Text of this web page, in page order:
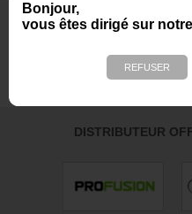
Bonjour,
vous êtes dirigé surAvis de nos
derniers mois. *
DISTRIBUTEUR